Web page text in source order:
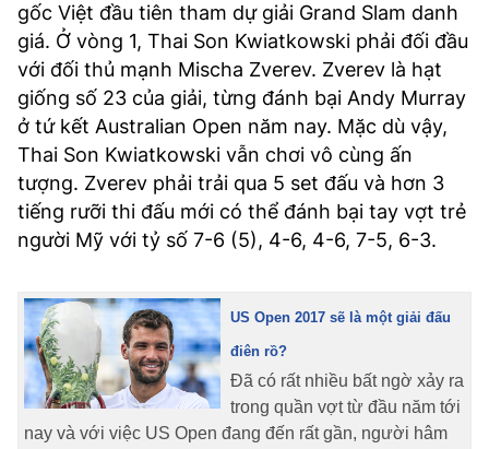
gốc Việt đầu tiên tham dự giải Grand Slam danh
giá. Ở vòng 1, Thai Son Kwiatkowski phải đối đầu
với đối thủ mạnh Mischa Zverev. Zverev là hạt
giống số 23 của giải, từng đánh bại Andy Murray
ở tứ kết Australian Open năm nay. Mặc dù vậy,
Thai Son Kwiatkowski vẫn chơi vô cùng ấn
tượng. Zverev phải trải qua 5 set đấu và hơn 3
tiếng rưỡi thi đấu mới có thể đánh bại tay vợt trẻ
người Mỹ với tỷ số 7-6 (5), 4-6, 4-6, 7-5, 6-3.
US Open 2017 sẽ là một giải đấu
điên rồ?
Đã có rất nhiều bất ngờ xảy ra
trong quần vợt từ đầu năm tới
nay và với việc US Open đang đến rất gần, người hâm